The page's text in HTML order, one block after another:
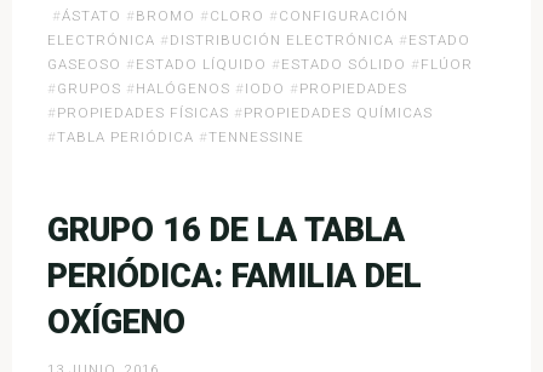
«Grupo
17
de
la
Tabla
#ÁSTATO # BROMO # CLORO # CONFIGURACIÓN
ELECTRÓNICA # DISTRIBUCIÓN ELECTRÓNICA # ESTADO
GASEOSO # ESTADO LÍQUIDO # ESTADO SÓLIDO # FLÚOR
# GRUPOS # HALÓGENOS # IODO # PROPIEDADES
# PROPIEDADES FÍSICAS # PROPIEDADES QUÍMICAS
#TABLA PERIÓDICA #TENNESSINE
GRUPO 16 DE LA TABLA
PERIÓDICA: FAMILIA DEL
OXÍGENO